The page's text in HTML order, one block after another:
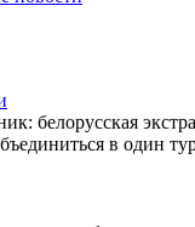
белорусская
в один